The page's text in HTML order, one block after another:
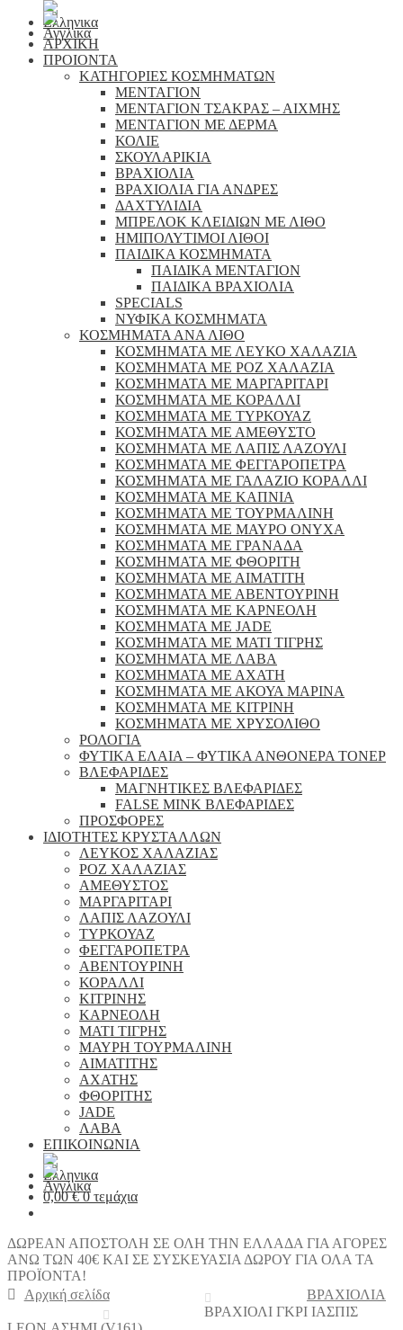
ΑΡΧΙΚΗ
ΠΡΟΙΟΝΤΑ
ΚΑΤΗΓΟΡΙΕΣ ΚΟΣΜΗΜΑΤΩΝ
ΜΕΝΤΑΓΙΟΝ
ΜΕΝΤΑΓΙΟΝ ΤΣΑΚΡΑΣ – ΑΙΧΜΗΣ
ΜΕΝΤΑΓΙΟΝ ΜΕ ΔΕΡΜΑ
ΚΟΛΙΕ
ΣΚΟΥΛΑΡΙΚΙΑ
ΒΡΑΧΙΟΛΙΑ
ΒΡΑΧΙΟΛΙΑ ΓΙΑ ΑΝΔΡΕΣ
ΔΑΧΤΥΛΙΔΙΑ
ΜΠΡΕΛΟΚ ΚΛΕΙΔΙΩΝ ΜΕ ΛΙΘΟ
ΗΜΙΠΟΛΥΤΙΜΟΙ ΛΙΘΟΙ
ΠΑΙΔΙΚΑ ΚΟΣΜΗΜΑΤΑ
ΠΑΙΔΙΚΑ ΜΕΝΤΑΓΙΟΝ
ΠΑΙΔΙΚΑ ΒΡΑΧΙΟΛΙΑ
SPECIALS
ΝΥΦΙΚΑ ΚΟΣΜΗΜΑΤΑ
ΚΟΣΜΗΜΑΤΑ ΑΝΑ ΛΙΘΟ
ΚΟΣΜΗΜΑΤΑ ΜΕ ΛΕΥΚΟ ΧΑΛΑΖΙΑ
ΚΟΣΜΗΜΑΤΑ ΜΕ ΡΟΖ ΧΑΛΑΖΙΑ
ΚΟΣΜΗΜΑΤΑ ΜΕ ΜΑΡΓΑΡΙΤΑΡΙ
ΚΟΣΜΗΜΑΤΑ ΜΕ ΚΟΡΑΛΛΙ
ΚΟΣΜΗΜΑΤΑ ΜΕ ΤΥΡΚΟΥΑΖ
ΚΟΣΜΗΜΑΤΑ ΜΕ ΑΜΕΘΥΣΤΟ
ΚΟΣΜΗΜΑΤΑ ΜΕ ΛΑΠΙΣ ΛΑΖΟΥΛΙ
ΚΟΣΜΗΜΑΤΑ ΜΕ ΦΕΓΓΑΡΟΠΕΤΡΑ
ΚΟΣΜΗΜΑΤΑ ΜΕ ΓΑΛΑΖΙΟ ΚΟΡΑΛΛΙ
ΚΟΣΜΗΜΑΤΑ ΜΕ ΚΑΠΝΙΑ
ΚΟΣΜΗΜΑΤΑ ΜΕ ΤΟΥΡΜΑΛΙΝΗ
ΚΟΣΜΗΜΑΤΑ ΜΕ ΜΑΥΡΟ ΟΝΥΧΑ
ΚΟΣΜΗΜΑΤΑ ΜΕ ΓΡΑΝΑΔΑ
ΚΟΣΜΗΜΑΤΑ ΜΕ ΦΘΟΡΙΤΗ
ΚΟΣΜΗΜΑΤΑ ΜΕ ΑΙΜΑΤΙΤΗ
ΚΟΣΜΗΜΑΤΑ ΜΕ ΑΒΕΝΤΟΥΡΙΝΗ
ΚΟΣΜΗΜΑΤΑ ΜΕ ΚΑΡΝΕΟΛΗ
ΚΟΣΜΗΜΑΤΑ ΜΕ JADE
ΚΟΣΜΗΜΑΤΑ ΜΕ ΜΑΤΙ ΤΙΓΡΗΣ
ΚΟΣΜΗΜΑΤΑ ΜΕ ΛΑΒΑ
ΚΟΣΜΗΜΑΤΑ ΜΕ ΑΧΑΤΗ
ΚΟΣΜΗΜΑΤΑ ΜΕ ΑΚΟΥΑ ΜΑΡΙΝΑ
ΚΟΣΜΗΜΑΤΑ ΜΕ ΚΙΤΡΙΝΗ
ΚΟΣΜΗΜΑΤΑ ΜΕ ΧΡΥΣΟΛΙΘΟ
ΡΟΛΟΓΙΑ
ΦΥΤΙΚΑ ΕΛΑΙΑ – ΦΥΤΙΚΑ ΑΝΘΟΝΕΡΑ ΤΟΝΕΡ
ΒΛΕΦΑΡΙΔΕΣ
ΜΑΓΝΗΤΙΚΕΣ ΒΛΕΦΑΡΙΔΕΣ
FALSE MINK ΒΛΕΦΑΡΙΔΕΣ
ΠΡΟΣΦΟΡΕΣ
ΙΔΙΟΤΗΤΕΣ ΚΡΥΣΤΑΛΛΩΝ
ΛΕΥΚΟΣ ΧΑΛΑΖΙΑΣ
ΡΟΖ ΧΑΛΑΖΙΑΣ
ΑΜΕΘΥΣΤΟΣ
ΜΑΡΓΑΡΙΤΑΡΙ
ΛΑΠΙΣ ΛΑΖΟΥΛΙ
ΤΥΡΚΟΥΑΖ
ΦΕΓΓΑΡΟΠΕΤΡΑ
ΑΒΕΝΤΟΥΡΙΝΗ
ΚΟΡΑΛΛΙ
ΚΙΤΡΙΝΗΣ
ΚΑΡΝΕΟΛΗ
ΜΑΤΙ ΤΙΓΡΗΣ
ΜΑΥΡΗ ΤΟΥΡΜΑΛΙΝΗ
ΑΙΜΑΤΙΤΗΣ
ΑΧΑΤΗΣ
ΦΘΟΡΙΤΗΣ
JADE
ΛΑΒΑ
ΕΠΙΚΟΙΝΩΝΙΑ
0,00€ 0 τεμάχια
ΔΩΡΕΑΝ ΑΠΟΣΤΟΛΗ ΣΕ ΟΛΗ ΤΗΝ ΕΛΛΑΔΑ ΓΙΑ ΑΓΟΡΕΣ
ΑΝΩ ΤΩΝ 40€ ΚΑΙ ΣΕ ΣΥΣΚΕΥΑΣΙΑ ΔΩΡΟΥ ΓΙΑ ΟΛΑ ΤΑ
ΠΡΟΪΟΝΤΑ!
Αρχική σελίδα
ΒΡΑΧΙΟΛΙΑ
ΒΡΑΧΙΟΛΙ ΓΚΡΙ ΙΑΣΠΙΣ